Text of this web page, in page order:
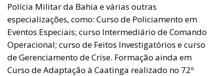
Polícia Militar da Bahia e várias outras
especializações, como: Curso de Policiamento em
Eventos Especiais; curso Intermediário de Comando
Operacional; curso de Feitos Investigatórios e curso
de Gerenciamento de Crise. Formação ainda em
Curso de Adaptação à Caatinga realizado no 72º